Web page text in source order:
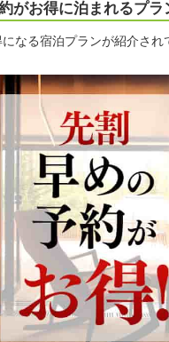
がお得に泊まれるプ
なる宿泊プランが紹介され